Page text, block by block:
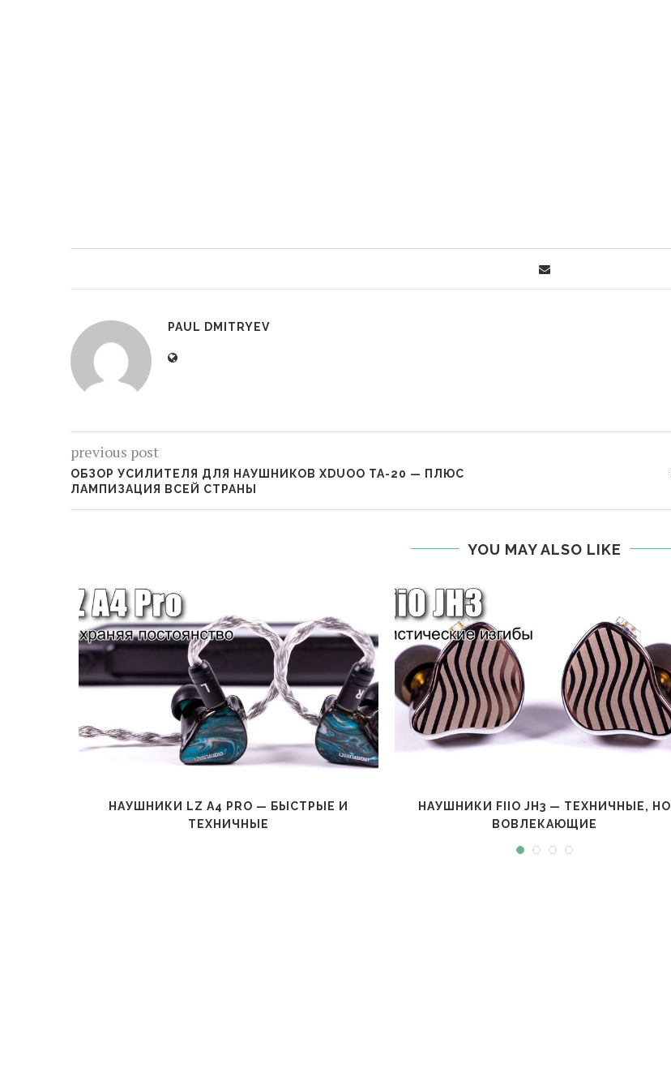
PAUL DMITRYEV
previous post
ОБЗОР УСИЛИТЕЛЯ ДЛЯ НАУШНИКОВ XDUOO TA-20 — ПЛЮС
ЛАМПИЗАЦИЯ ВСЕЙ СТРАНЫ
YOU MAY ALSO LIKE
НАУШНИКИ LZ A4 PRO — БЫСТРЫЕ И
ТЕХНИЧНЫЕ
НАУШНИКИ FIIO JH3 — ТЕХНИЧНЫЕ, НО
ВОВЛЕКАЮЩИЕ